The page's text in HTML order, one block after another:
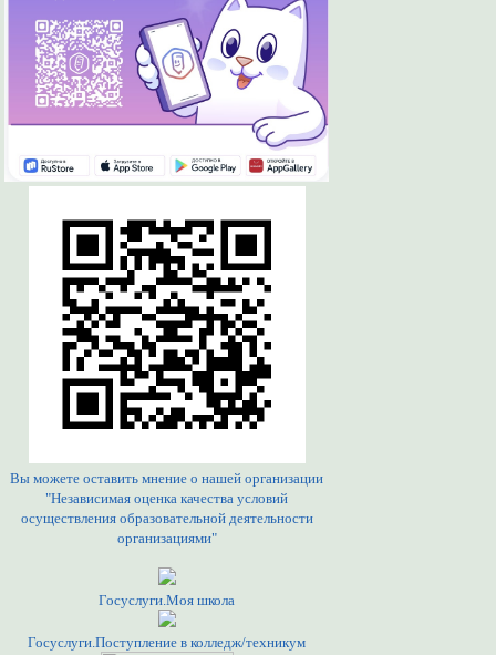
Вы можете оставить мнение о нашей организации
"Независимая оценка качества условий
осуществления образовательной деятельности
организациями"
Госуслуги.Моя школа
Госуслуги.Поступление в колледж/техникум